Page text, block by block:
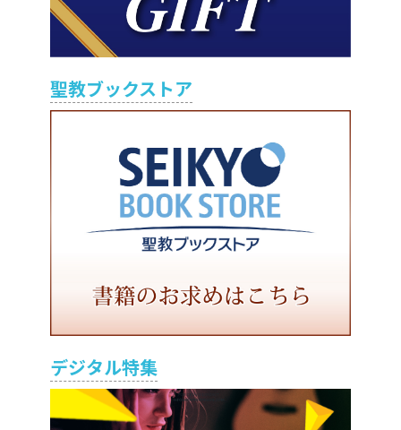
聖教ブックストア
デジタル特集